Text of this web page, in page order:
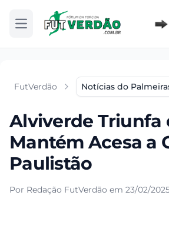
Abrir menu
FutVerdão Notícias do
Alviverde Triunfa
Mantém Acesa a
Paulistão
Por Redação FutVerdão em 23/02/2025